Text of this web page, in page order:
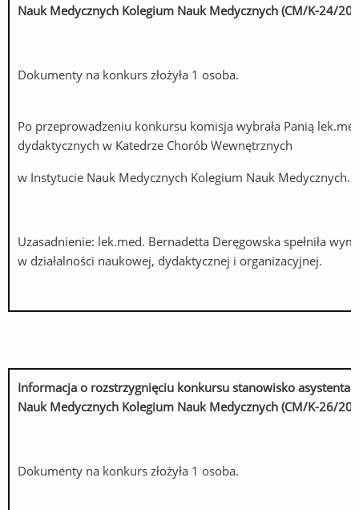
Nauk Medycznych Kolegium Nauk Medycznych (CM/K-24/
Dokumenty na konkurs złożyła 1 osoba.
Po przeprowadzeniu konkursu komisja wybrała Panią
dydaktycznych w Katedrze Chorób Wewnętrznych
w Instytucie Nauk Medycznych Kolegium Nauk Medycznych.
Uzasadnienie: lek.med. Bernadetta Deręgowska spełniła
w działalności naukowej, dydaktycznej i organizacyjnej.
Informacja o rozstrzygnięciu konkursu stanowisko
Nauk Medycznych Kolegium Nauk Medycznych (CM/K-26/
Dokumenty na konkurs złożyła 1 osoba.